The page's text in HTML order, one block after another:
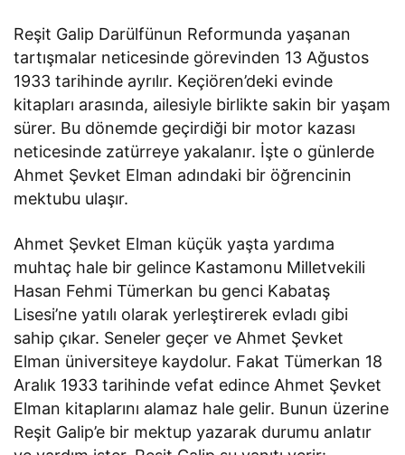
Reşit Galip Darülfünun Reformunda yaşanan
tartışmalar neticesinde görevinden 13 Ağustos
1933 tarihinde ayrılır. Keçiören’deki evinde
kitapları arasında, ailesiyle birlikte sakin bir yaşam
sürer. Bu dönemde geçirdiği bir motor kazası
neticesinde zatürreye yakalanır. İşte o günlerde
Ahmet Şevket Elman adındaki bir öğrencinin
mektubu ulaşır.
Ahmet Şevket Elman küçük yaşta yardıma
muhtaç hale bir gelince Kastamonu Milletvekili
Hasan Fehmi Tümerkan bu genci Kabataş
Lisesi’ne yatılı olarak yerleştirerek evladı gibi
sahip çıkar. Seneler geçer ve Ahmet Şevket
Elman üniversiteye kaydolur. Fakat Tümerkan 18
Aralık 1933 tarihinde vefat edince Ahmet Şevket
Elman kitaplarını alamaz hale gelir. Bunun üzerine
Reşit Galip’e bir mektup yazarak durumu anlatır